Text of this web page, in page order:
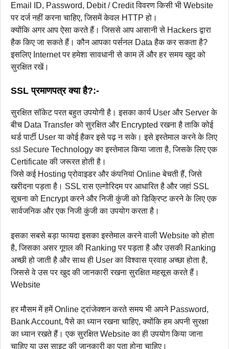
Email ID, Password, Debit / Credit विवरण किसी भी Website
पर दर्ज नहीं करना चाहिए, जिसमें केवल HTTP हो।
क्योंकि अगर आप ऐसा करते हैं। जिससे आप आसानी से Hackers द्वारा
हैक किए जा सकते हैं। कौन आपका पर्सनल Data हैक कर सकता है?
इसलिए Internet पर हमेशा सावधानी से काम लें और हर समय खुद को
सुरक्षित रखें।
SSL प्रमाणपत्र क्या है?:-
सुरक्षित सॉकेट परत बहुत उपयोगी है। इसका कार्य User और Server के
बीच Data Transfer को सुरक्षित और Encrypted रखना है ताकि कोई
थर्ड पार्टी User या कोई हैकर इसे पढ़ न सके। इसे इस्तेमाल करने के लिए
ssl Secure Technology का इस्तेमाल किया जाता है, जिसके लिए एक
Certificate की जरूरत होती है।
जिसे कई Hosting प्रोवाइडर और कंपनियां Online बेचती हैं, जिसे
खरीदना पड़ता है। SSL रास एल्गोरिदम पर आधारित है और जहां SSL
सूचना को Encrypt करने और निजी कुंजी को डिक्रिप्ट करने के लिए एक
सार्वजनिक और एक निजी कुंजी का उपयोग करता है।
इसका सबसे बड़ा फायदा इसका इस्तेमाल करने वाली Website को होता
है, जिसका असर गूगल की Ranking पर पड़ता है और उसकी Ranking
अच्छी हो जाती है और साथ ही User का विश्वास प्रवाह अच्छा होता है,
जिससे वे उस पर खुद की जानकारी रखना सुरक्षित महसूस करते हैं।
Website
हर मौसम में हमें Online ट्रांजेक्शन करते समय भी अपने Password,
Bank Account, पैसे का ध्यान रखना चाहिए, क्योंकि हम अपनी सुरक्षा
का ध्यान रखते हैं। एक सुरक्षित Website का ही उपयोग किया जाना
चाहिए या उस साइट की जानकारी का पता होना चाहिए।